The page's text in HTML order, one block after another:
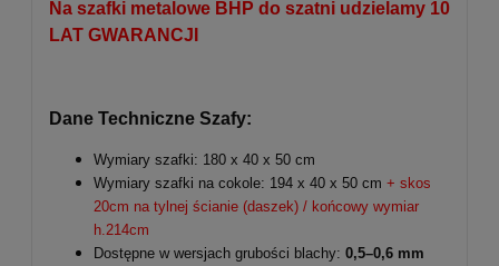
Na szafki metalowe BHP do szatni udzielamy 10
LAT GWARANCJI
Dane Techniczne Szafy:
Wymiary szafki: 180 x 40 x 50 cm
Wymiary szafki na cokole: 194 x 40 x 50 cm + skos
20cm na tylnej ścianie (daszek) / końcowy wymiar
h.214cm
Dostępne w wersjach grubości blachy: 0,5–0,6 mm